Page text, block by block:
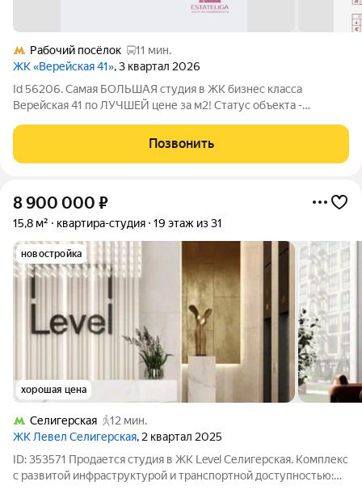
Рабочий посёлок
11 мин.
ЖК «Верейская 41», 3 квартал 2026
Id 56206. Самая БОЛЬШАЯ студия в ЖК бизнес класса
Верейская 41 по ЛУЧШЕЙ цене за м2! Статус объекта -
ключи в начале 2026 году! О КВАРТИРЕ: - С полной чистовой
качественной отделкой, можно сразу
Позвонить
8 900 000 ₽
15,8 м² квартира-студия 19 этаж из 31
новостройка
хорошая цена
Селигерская
12 мин.
ЖК Левел Селигерская, 2 квартал 2025
ID: 353571 Продается студия в ЖК Level Селигерская. Комплекс
с развитой инфраструктурой и транспортной доступностью: